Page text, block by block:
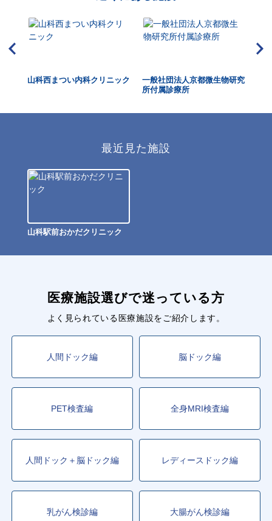
山科西まつい内科クリニック
一般社団法人京都微生物研究
所付属診療所
最近見た施設
山科駅前おかだクリニック
医療施設選びで迷っている方
よく見られている医療施設をご紹介します。
人間ドック編 脳ドック編
PET検査編 全身MRI検査編
人間ドック＋脳ドック編 レディースドック編
乳がん検診編 大腸がん検診編